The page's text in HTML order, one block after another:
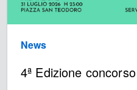
News
4ª Edizione